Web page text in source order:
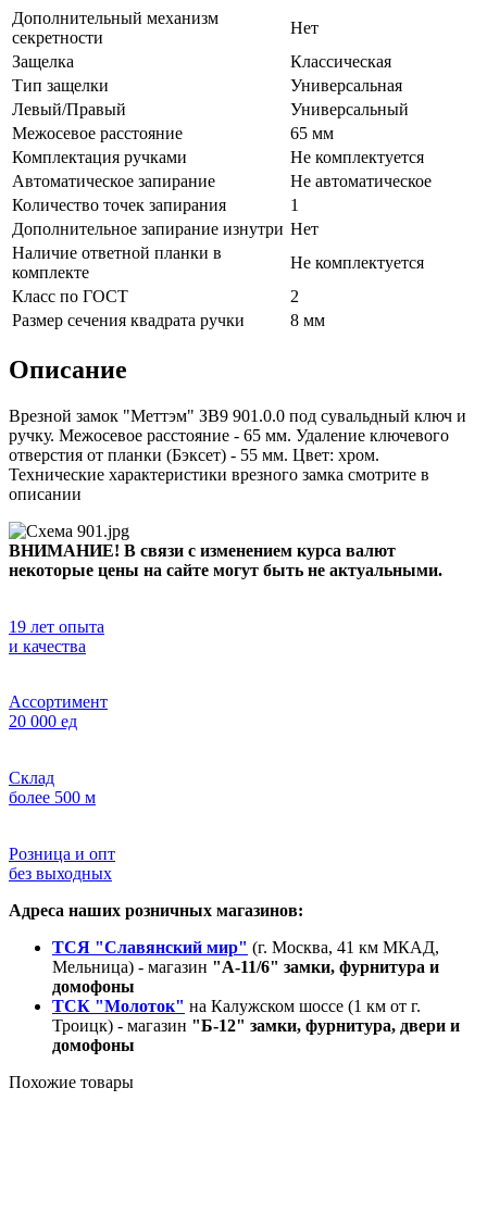
Дополнительный механизм
секретности
Нет
Защелка
Классическая
Тип защелки
Универсальная
Левый/Правый
Универсальный
Межосевое расстояние
65 мм
Комплектация ручками
Не комплектуется
Автоматическое запирание
Не автоматическое
Количество точек запирания
1
Дополнительное запирание изнутри Нет
Наличие ответной планки в
комплекте
Не комплектуется
Класс по ГОСТ
2
Размер сечения квадрата ручки
8 мм
Описание
Врезной замок "Меттэм" ЗВ9 901.0.0 под сувальдный ключ и
ручку. Межосевое расстояние - 65 мм. Удаление ключевого
отверстия от планки (Бэксет) - 55 мм. Цвет: хром.
Технические характеристики врезного замка смотрите в
описании
ВНИМАНИЕ! В связи с изменением курса валют
некоторые цены на сайте могут быть не актуальными.
19 лет опыта
и качества
Ассортимент
20 000 ед
Склад
более 500 м
Розница и опт
без выходных
Адреса наших розничных магазинов:
ТСЯ "Славянский мир" (г. Москва, 41 км МКАД,
Мельница) - магазин "А-11/6" замки, фурнитура и
домофоны
ТСК "Молоток" на Калужском шоссе (1 км от г.
Троицк) - магазин "Б-12" замки, фурнитура, двери и
домофоны
Похожие товары